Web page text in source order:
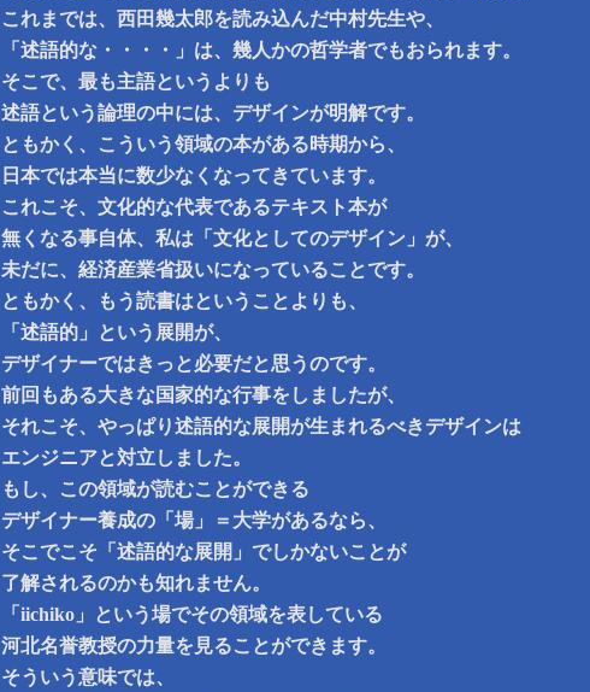
これまでは、西田幾太郎を読み込んだ中村先生や、
「述語的な・・・・」は、幾人かの哲学者でもおられます。
そこで、最も主語というよりも
述語という論理の中には、デザインが明解です。
ともかく、こういう領域の本がある時期から、
日本では本当に数少なくなってきています。
これこそ、文化的な代表であるテキスト本が
無くなる事自体、私は「文化としてのデザイン」が、
未だに、経済産業省扱いになっていることです。
ともかく、もう読書はということよりも、
「述語的」という展開が、
デザイナーではきっと必要だと思うのです。
前回もある大きな国家的な行事をしましたが、
それこそ、やっぱり述語的な展開が生まれるべきデザインは
エンジニアと対立しました。
もし、この領域が読むことができる
デザイナー養成の「場」＝大学があるなら、
そこでこそ「述語的な展開」でしかないことが
了解されるのかも知れません。
「iichiko」という場でその領域を表している
河北名誉教授の力量を見ることができます。
そういう意味では、